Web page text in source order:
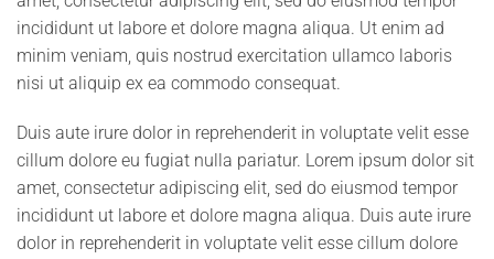
incididunt ut labore et dolore magna aliqua. Ut enim ad
minim veniam, quis nostrud exercitation ullamco laboris
nisi ut aliquip ex ea commodo consequat.
Duis aute irure dolor in reprehenderit in voluptate velit esse
cillum dolore eu fugiat nulla pariatur. Lorem ipsum dolor sit
amet, consectetur adipiscing elit, sed do eiusmod tempor
incididunt ut labore et dolore magna aliqua. Duis aute irure
dolor in reprehenderit in voluptate velit esse cillum dolore